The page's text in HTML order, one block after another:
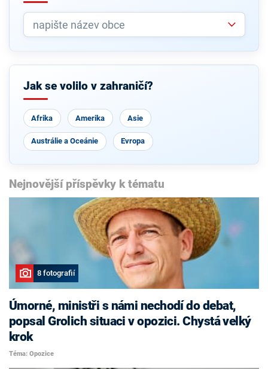
Jak se volilo v zahraničí?
Afrika Amerika Asie
Austrálie a Oceánie Evropa
Nejnovější příspěvky k tématu
8 fotografií
Úmorné, ministři s námi nechodí do debat,
popsal Grolich situaci v opozici. Chystá velký
krok
Téma: Opozice